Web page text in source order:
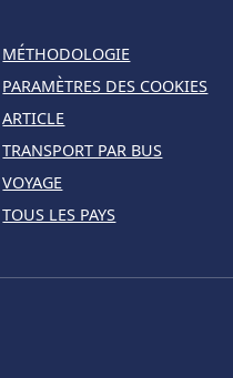
MÉTHODOLOGIE
PARAMÈTRES DES COOKIES
ARTICLE
TRANSPORT PAR BUS
VOYAGE
TOUS LES PAYS